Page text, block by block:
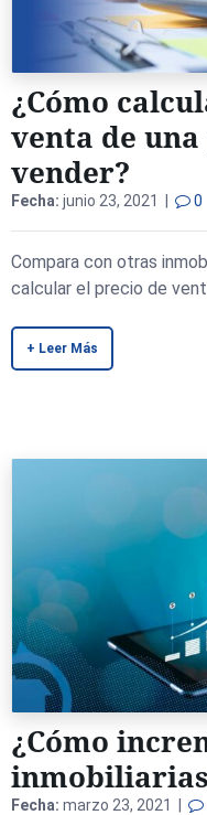
¿Cómo
venta de
vender?
Fecha: junio 23, 2021 | 0
Compara con otras
calcular el precio de
+ Leer Más
¿Cómo
Fecha: marzo 23, 2021 |